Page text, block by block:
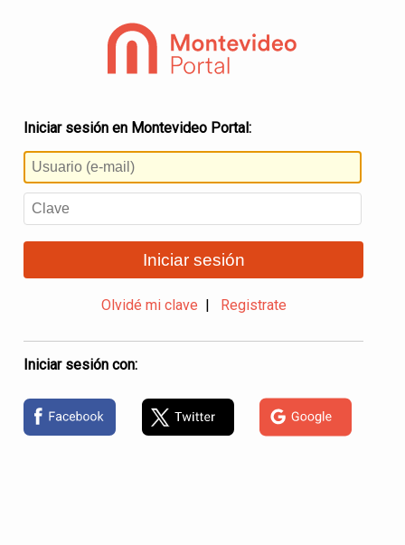
Iniciar sesión en Montevideo Portal:
Iniciar sesión
Olvidé mi clave Registrate
Iniciar sesión con: